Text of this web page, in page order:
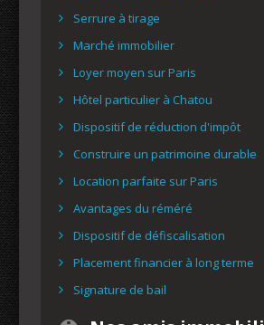
Serrure à tirage
Marché immobilier
Loyer moyen sur Paris
Hôtel particulier à Chatou
Dispositif de réduction d'impôt
Construire un patrimoine durable
Location parfaite sur Paris
Avantages du réméré
Dispositif de défiscalisation
Placement financier à long terme
Signature de bail